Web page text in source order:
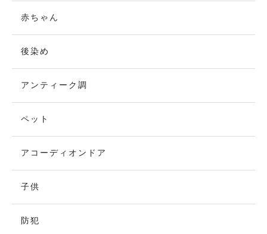
赤ちゃん
後染め
アンティーク調
ペット
アコーディオンドア
子供
防犯